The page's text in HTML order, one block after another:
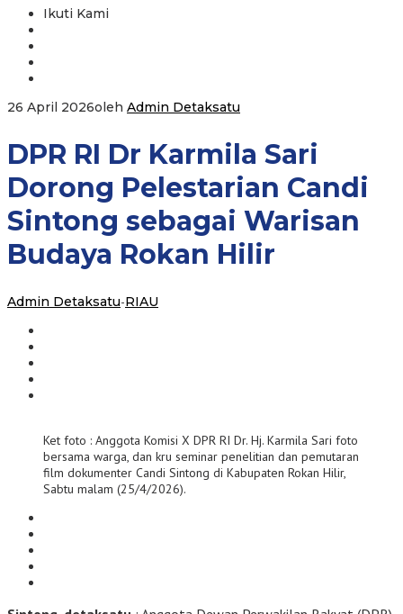
Ikuti Kami
26 April 2026oleh Admin Detaksatu
DPR RI Dr Karmila Sari
Dorong Pelestarian Candi
Sintong sebagai Warisan
Budaya Rokan Hilir
Admin Detaksatu-RIAU
Ket foto : Anggota Komisi X DPR RI Dr. Hj. Karmila Sari foto
bersama warga, dan kru seminar penelitian dan pemutaran
film dokumenter Candi Sintong di Kabupaten Rokan Hilir,
Sabtu malam (25/4/2026).